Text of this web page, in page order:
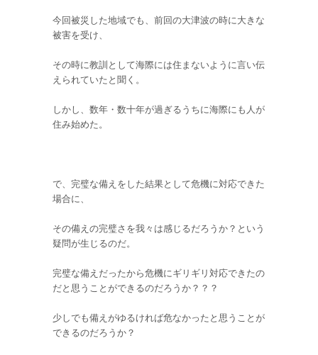
今回被災した地域でも、前回の大津波の時に大きな
被害を受け、
その時に教訓として海際には住まないように言い伝
えられていたと聞く。
しかし、数年・数十年が過ぎるうちに海際にも人が
住み始めた。
で、完璧な備えをした結果として危機に対応できた
場合に、
その備えの完璧さを我々は感じるだろうか？という
疑問が生じるのだ。
完璧な備えだったから危機にギリギリ対応できたの
だと思うことができるのだろうか？？？
少しでも備えがゆるければ危なかったと思うことが
できるのだろうか？